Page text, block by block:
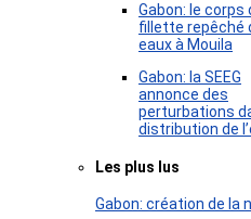
Gabon: le corps
fillette repêché
eaux à Mouila
Gabon: la SEEG
annonce des
perturbations
distribution de
Les plus lus
Gabon: création de la